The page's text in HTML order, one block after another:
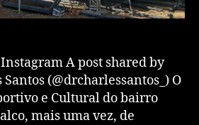
A post shared by
Santos (@drcharlessantos_) O
e Cultural do bairro
mais uma vez, de